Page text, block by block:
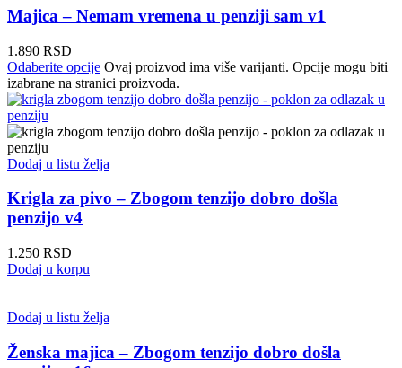
Majica – Nemam vremena u penziji sam v1
1.890 RSD
Odaberite opcije Ovaj proizvod ima više varijanti. Opcije mogu biti
izabrane na stranici proizvoda.
Dodaj u listu želja
Krigla za pivo – Zbogom tenzijo dobro došla
penzijo v4
1.250 RSD
Dodaj u korpu
Dodaj u listu želja
Ženska majica – Zbogom tenzijo dobro došla